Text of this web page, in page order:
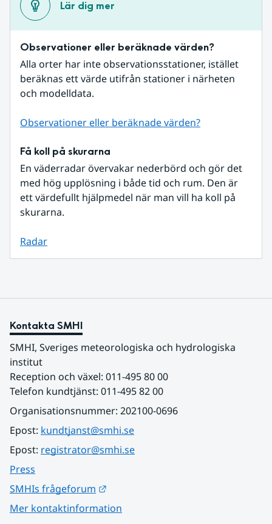
Lär dig mer
Observationer eller beräknade värden?
Alla orter har inte observationsstationer, istället
beräknas ett värde utifrån stationer i närheten
och modelldata.
Observationer eller beräknade värden?
Få koll på skurarna
En väderradar övervakar nederbörd och gör det
med hög upplösning i både tid och rum. Den är
ett värdefullt hjälpmedel när man vill ha koll på
skurarna.
Radar
Kontakta SMHI
SMHI, Sveriges meteorologiska och hydrologiska
institut
Reception och växel: 011-495 80 00
Telefon kundtjänst: 011-495 82 00
Organisationsnummer: 202100-0696
Epost: kundtjanst@smhi.se
Epost: registrator@smhi.se
Press
SMHIs frågeforum
Mer kontaktinformation